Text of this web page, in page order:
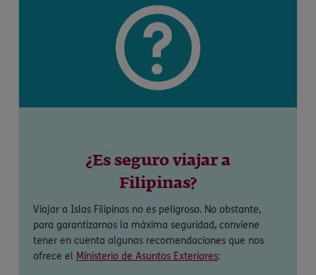
¿Es seguro viajar a
Filipinas?
Viajar a Islas Filipinas no es peligroso. No obstante,
para garantizarnos la máxima seguridad, conviene
tener en cuenta algunas recomendaciones que nos
ofrece el Ministerio de Asuntos Exteriores: